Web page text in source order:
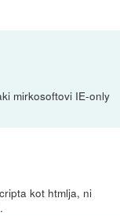
mirkosoftovi IE-only
kot htmlja, ni